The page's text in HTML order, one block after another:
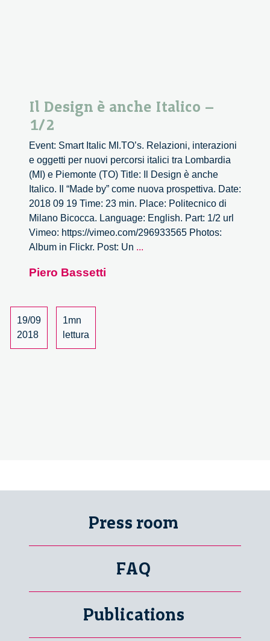
Il Design è anche Italico –
1/2
Event: Smart Italic MI.TO’s. Relazioni, interazioni
e oggetti per nuovi percorsi italici tra Lombardia
(MI) e Piemonte (TO) Title: Il Design è anche
Italico. Il “Made by” come nuova prospettiva. Date:
2018 09 19 Time: 23 min. Place: Politecnico di
Milano Bicocca. Language: English. Part: 1/2 url
Vimeo: https://vimeo.com/296933565 Photos:
Album in Flickr. Post: Un ...
Piero Bassetti
19/09
2018
1mn
lettura
Press room
FAQ
Publications